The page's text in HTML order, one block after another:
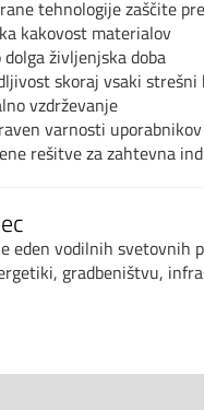
tehnologije zaščite
kakovost materialov
dolga življenjska doba
skoraj vsaki
vzdrževanje
varnosti uporabnikov
rešitve za zahtevna
eden vodilnih svetovnih
gradbeništvu,